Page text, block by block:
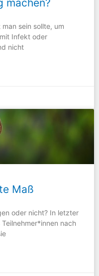
machen?
sein sollte, um
Infekt oder
nicht
Maß
oder nicht? In letzter
nach